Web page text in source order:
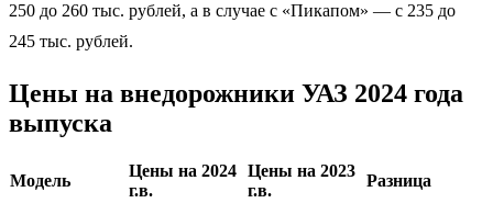
250 до 260 тыс. рублей, а в случае с «Пикапом» — с 235 до
245 тыс. рублей.
Цены на внедорожники УАЗ 2024 года
выпуска
Модель
Цены на 2024
г.в.
Цены на 2023
г.в.
Разница